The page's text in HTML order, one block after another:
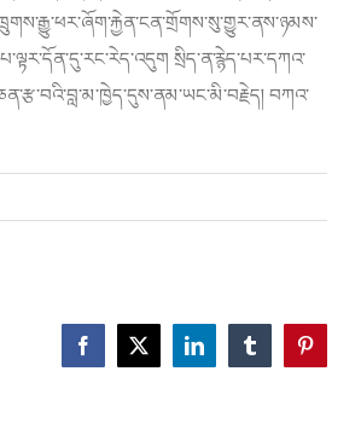
ན་ངན་གྲོགས་སུ་གྱུར་ནས་ཉམས་
ན་དུ་རང་རེད་འདུག སྲིད་ན་རྙེད་པར་དཀའ་
མ་ཁྱེད་དུས་ནམ་ཡང་མི་བརྗེད། བཀའ་
Facebook
X LinkedInTumblrPinterest